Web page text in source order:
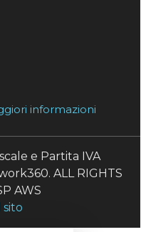
informazioni
e Partita IVA
ALL RIGHTS
AWS
sito